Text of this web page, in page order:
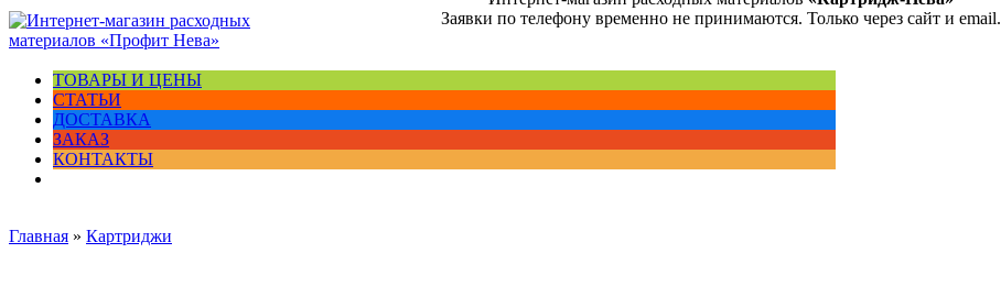
Заявки по телефону временно не принимаются. Только через сайт и email.
ТОВАРЫ И ЦЕНЫ
СТАТЬИ
ДОСТАВКА
ЗАКАЗ
КОНТАКТЫ
Главная » Картриджи